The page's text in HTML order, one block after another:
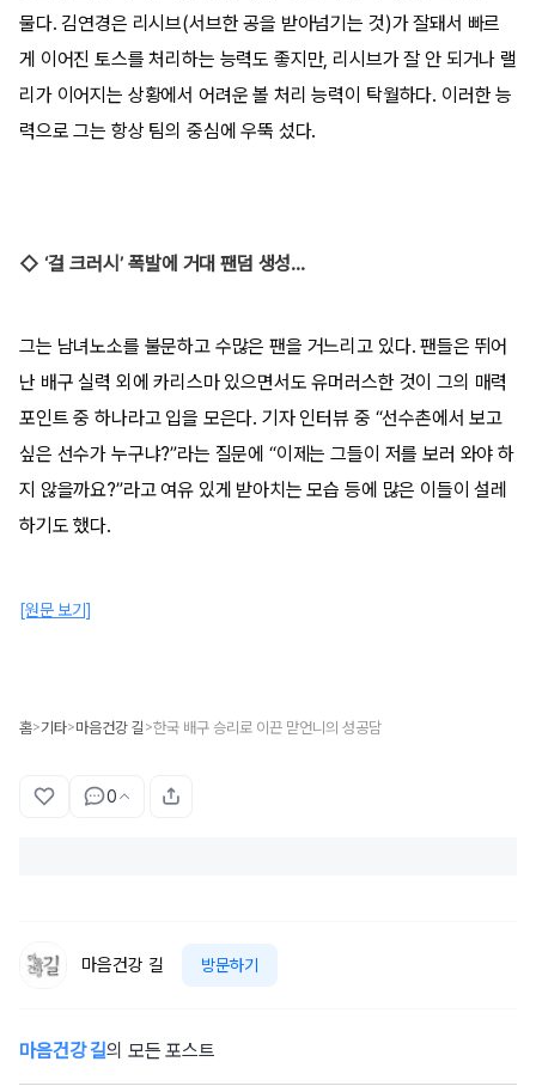
물다. 김연경은 리시브(서브한 공을 받아넘기는 것)가 잘돼서 빠르
게 이어진 토스를 처리하는 능력도 좋지만, 리시브가 잘 안 되거나 랠
리가 이어지는 상황에서 어려운 볼 처리 능력이 탁월하다. 이러한 능
력으로 그는 항상 팀의 중심에 우뚝 섰다.
◇ ‘걸 크러시’ 폭발에 거대 팬덤 생성...
그는 남녀노소를 불문하고 수많은 팬을 거느리고 있다. 팬들은 뛰어
난 배구 실력 외에 카리스마 있으면서도 유머러스한 것이 그의 매력
포인트 중 하나라고 입을 모은다. 기자 인터뷰 중 “선수촌에서 보고
싶은 선수가 누구냐?”라는 질문에 “이제는 그들이 저를 보러 와야 하
지 않을까요?”라고 여유 있게 받아치는 모습 등에 많은 이들이 설레
하기도 했다.
[원문 보기]
홈>기타>마음건강 길 >한국 배구 승리로 이끈 맏언니의 성공담
0
마음건강 길 방문하기
마음건강 길의 모든 포스트